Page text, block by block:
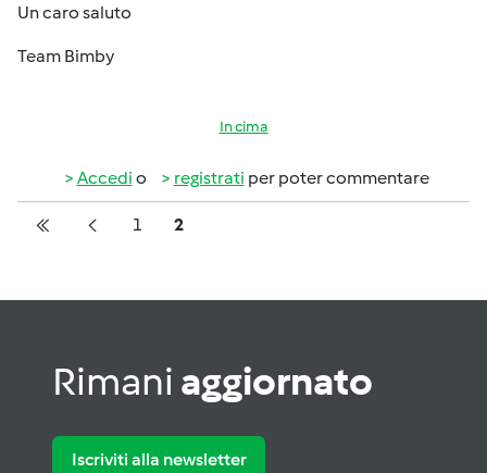
Un caro saluto
Team Bimby
In cima
Accedi o registrati per poter commentare
Pagination
Prima paginaPagina precedente
Pagina
1 Pagina
2
Rimani aggiornato
Iscriviti alla newsletter